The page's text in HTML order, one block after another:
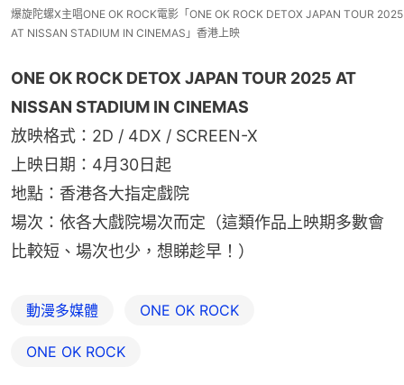
爆旋陀螺X主唱ONE OK ROCK電影「ONE OK ROCK DETOX JAPAN TOUR 2025
AT NISSAN STADIUM IN CINEMAS」香港上映
ONE OK ROCK DETOX JAPAN TOUR 2025 AT
NISSAN STADIUM IN CINEMAS
放映格式：2D / 4DX / SCREEN-X
上映日期：4月30日起
地點：香港各大指定戲院
場次：依各大戲院場次而定（這類作品上映期多數會
比較短、場次也少，想睇趁早！）
動漫多媒體 ONE OK ROCK
ONE OK ROCK